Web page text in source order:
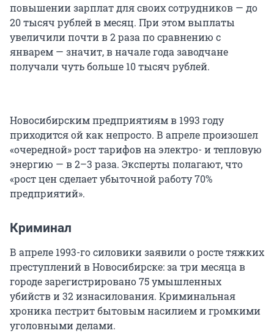
повышении зарплат для своих сотрудников — до
20 тысяч рублей в месяц. При этом выплаты
увеличили почти в 2 раза по сравнению с
январем — значит, в начале года заводчане
получали чуть больше 10 тысяч рублей.
Новосибирским предприятиям в 1993 году
приходится ой как непросто. В апреле произошел
«очередной» рост тарифов на электро- и тепловую
энергию — в 2–3 раза. Эксперты полагают, что
«рост цен сделает убыточной работу 70%
предприятий».
Криминал
В апреле 1993-го силовики заявили о росте тяжких
преступлений в Новосибирске: за три месяца в
городе зарегистрировано 75 умышленных
убийств и 32 изнасилования. Криминальная
хроника пестрит бытовым насилием и громкими
уголовными делами.